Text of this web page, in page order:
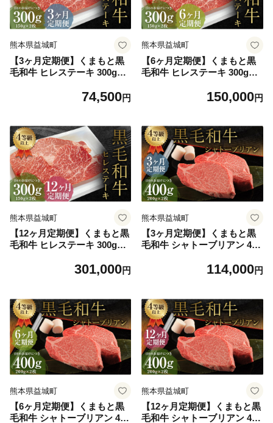
熊本県益城町
【3ヶ月定期便】くまもと黒
毛和牛 ヒレステーキ 300g（1
74,500円
熊本県益城町
【6ヶ月定期便】くまもと黒
毛和牛 ヒレステーキ 300g（1
150,000円
熊本県益城町
【12ヶ月定期便】くまもと黒
毛和牛 ヒレステーキ 300g（1
301,000円
熊本県益城町
【3ヶ月定期便】くまもと黒
毛和牛 シャトーブリアン 400
114,000円
熊本県益城町
【6ヶ月定期便】くまもと黒
毛和牛 シャトーブリアン 400
熊本県益城町
【12ヶ月定期便】くまもと黒
毛和牛 シャトーブリアン 400